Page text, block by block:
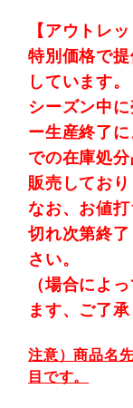
【アウトレッ
特別価格で
しています。
シーズン中
ー生産終了
での在庫処
販売しており
なお、お値
切れ次第終
さい。
（場合によ
ます、ご了承
注意）商品名
目です。